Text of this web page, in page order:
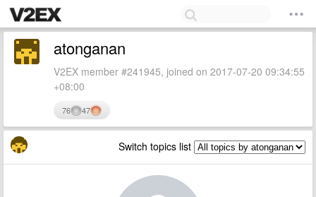
atonganan
V2EX member #241945, joined on 2017-07-20 09:34:55
+08:00
76 47
Switch topics list